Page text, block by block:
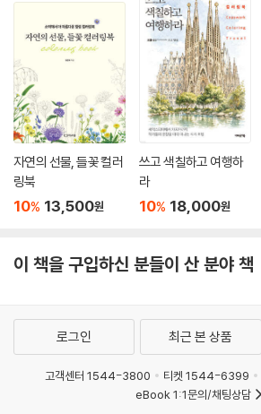
자연의 선물, 들꽃 컬러
링북
10% 13,500원
쓰고 색칠하고 여행하
라
10% 18,000원
이 책을 구입하신 분들이 산 분야 책
로그인 최근 본 상품
고객센터 1544-3800 티켓 1544-6399
eBook 1:1문의/채팅상담